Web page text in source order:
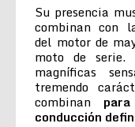
Su presencia
combinan con
del motor de
moto de
magníficas
tremendo
combinan
conducción